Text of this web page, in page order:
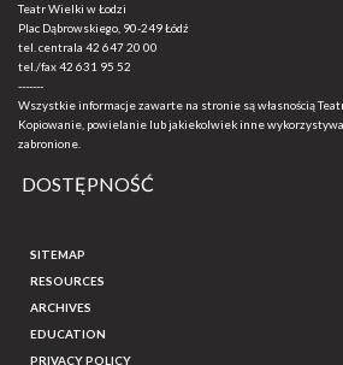
Teatr Wielki w Łodzi
Plac Dąbrowskiego, 90-249 Łódź
tel. centrala 42 647 20 00
tel./fax42 631 95 52
-------
Wszystkie informacje zawarte na stronie są własnością
Kopiowanie, powielanie lub jakiekolwiek inne
zabronione.
DOSTĘPNOŚĆ
SITEMAP
RESOURCES
ARCHIVES
EDUCATION
PRIVACY POLICY